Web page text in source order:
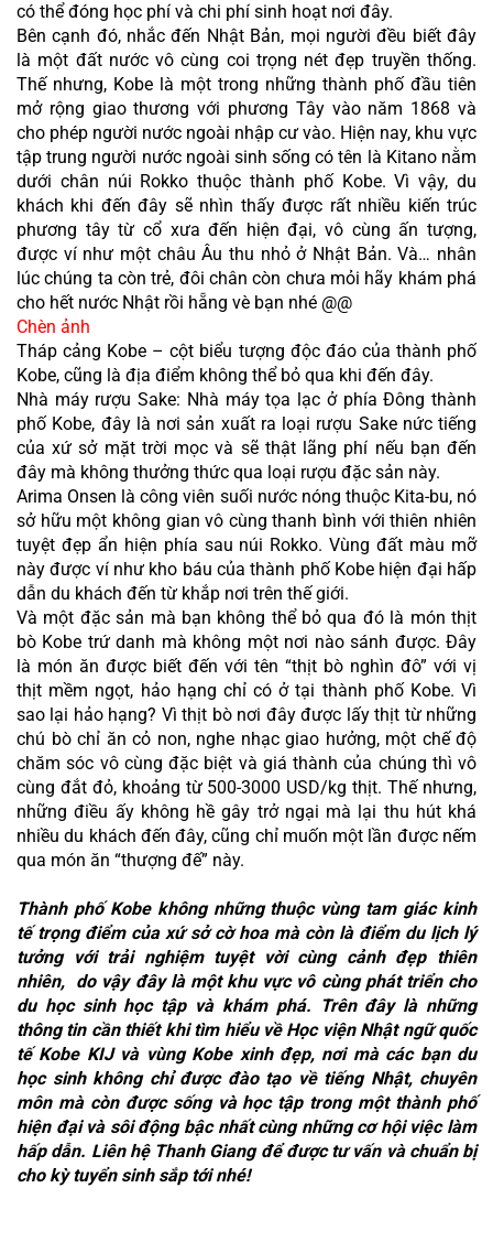
có thể đóng học phí và chi phí sinh hoạt nơi đây.
Bên cạnh đó, nhắc đến Nhật Bản, mọi người đều biết đây
là một đất nước vô cùng coi trọng nét đẹp truyền thống.
Thế nhưng, Kobe là một trong những thành phố đầu tiên
mở rộng giao thương với phương Tây vào năm 1868 và
cho phép người nước ngoài nhập cư vào. Hiện nay, khu vực
tập trung người nước ngoài sinh sống có tên là Kitano nằm
dưới chân núi Rokko thuộc thành phố Kobe. Vì vậy, du
khách khi đến đây sẽ nhìn thấy được rất nhiều kiến trúc
phương tây từ cổ xưa đến hiện đại, vô cùng ấn tượng,
được ví như một châu Âu thu nhỏ ở Nhật Bản. Và… nhân
lúc chúng ta còn trẻ, đôi chân còn chưa mỏi hãy khám phá
cho hết nước Nhật rồi hẵng vè bạn nhé @@
Chèn ảnh
Tháp cảng Kobe – cột biểu tượng độc đáo của thành phố
Kobe, cũng là địa điểm không thể bỏ qua khi đến đây.
Nhà máy rượu Sake: Nhà máy tọa lạc ở phía Đông thành
phố Kobe, đây là nơi sản xuất ra loại rượu Sake nức tiếng
của xứ sở mặt trời mọc và sẽ thật lãng phí nếu bạn đến
đây mà không thưởng thức qua loại rượu đặc sản này.
Arima Onsen là công viên suối nước nóng thuộc Kita-bu, nó
sở hữu một không gian vô cùng thanh bình với thiên nhiên
tuyệt đẹp ẩn hiện phía sau núi Rokko. Vùng đất màu mỡ
này được ví như kho báu của thành phố Kobe hiện đại hấp
dẫn du khách đến từ khắp nơi trên thế giới.
Và một đặc sản mà bạn không thể bỏ qua đó là món thịt
bò Kobe trứ danh mà không một nơi nào sánh được. Đây
là món ăn được biết đến với tên “thịt bò nghìn đô” với vị
thịt mềm ngọt, hảo hạng chỉ có ở tại thành phố Kobe. Vì
sao lại hảo hạng? Vì thịt bò nơi đây được lấy thịt từ những
chú bò chỉ ăn cỏ non, nghe nhạc giao hưởng, một chế độ
chăm sóc vô cùng đặc biệt và giá thành của chúng thì vô
cùng đắt đỏ, khoảng từ 500-3000 USD/kg thịt. Thế nhưng,
những điều ấy không hề gây trở ngại mà lại thu hút khá
nhiều du khách đến đây, cũng chỉ muốn một lần được nếm
qua món ăn “thượng đế” này.
Thành phố Kobe không những thuộc vùng tam giác kinh
tế trọng điểm của xứ sở cờ hoa mà còn là điểm du lịch lý
tưởng với trải nghiệm tuyệt vời cùng cảnh đẹp thiên
nhiên,  do vậy đây là một khu vực vô cùng phát triển cho
du học sinh học tập và khám phá. Trên đây là những
thông tin cần thiết khi tìm hiểu về Học viện Nhật ngữ quốc
tế Kobe KIJ và vùng Kobe xinh đẹp, nơi mà các bạn du
học sinh không chỉ được đào tạo về tiếng Nhật, chuyên
môn mà còn được sống và học tập trong một thành phố
hiện đại và sôi động bậc nhất cùng những cơ hội việc làm
hấp dẫn. Liên hệ Thanh Giang để được tư vấn và chuẩn bị
cho kỳ tuyển sinh sắp tới nhé!